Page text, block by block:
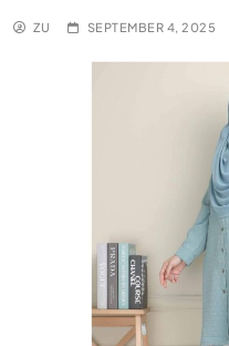
ZU SEPTEMBER 4, 2025